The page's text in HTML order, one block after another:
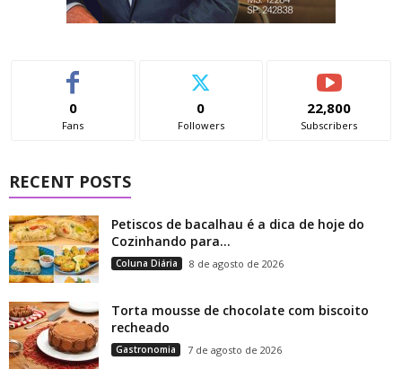
0
Fans
0
Followers
22,800
Subscribers
RECENT POSTS
Petiscos de bacalhau é a dica de hoje do
Cozinhando para...
Coluna Diária 8 de agosto de 2026
Torta mousse de chocolate com biscoito
recheado
Gastronomia 7 de agosto de 2026